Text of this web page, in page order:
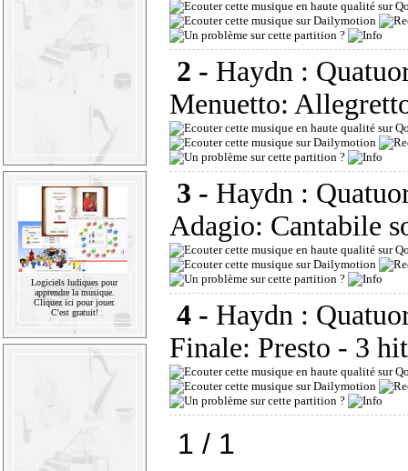
Logiciels ludiques pour
apprendre la musique.
Cliquez ici pour jouer.
C'est gratuit!
2 - Haydn :
Menuetto:
3 - Haydn :
Adagio: Cantabile
4 - Haydn :
Finale: Presto - 3
1 / 1